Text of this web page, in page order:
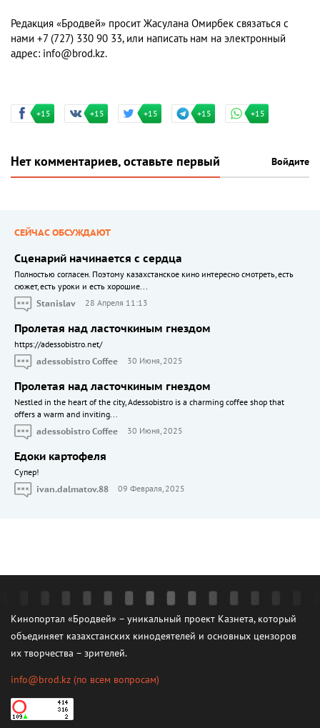
Редакция «Бродвей» просит Жасулана Омирбек связаться с
нами +7 (727) 330 90 33, или написать нам на электронный
адрес: info@brod.kz.
+15 +15 +15 +15 +15
Нет комментариев, оставьте первый Войдите
СЕЙЧАС ОБСУЖДАЮТ
Сценарий начинается с сердца
Полностью согласен. Поэтому казахстанское кино интересно смотреть, есть
сюжет, есть уроки и есть хорошие...
Stanislav
28 Апреля 11:13
Пролетая над ласточкиным гнездом
https://adessobistro.net/
adessobistro Coffee
30 Июня, 2025
Пролетая над ласточкиным гнездом
Nestled in the heart of the city, Adessobistro is a charming coffee shop that
offers a warm and inviting...
adessobistro Coffee
30 Июня, 2025
Едоки картофеля
Cупер!
ivan.dalmatov.88
09 Февраля, 2025
Кинопортал «Бродвей» – уникальный проект Казнета, который
объединяет казахстанских кинодеятелей и основных цензоров
их творчества – зрителей.
info@brod.kz (по всем вопросам)